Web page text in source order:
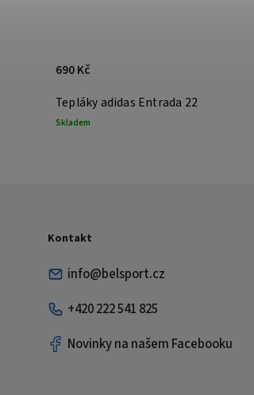
Tepláky adidas Entrada 22
Skladem
690 Kč
Kontakt
info@belsport.cz
+420 222 541 825
Novinky na našem Facebooku